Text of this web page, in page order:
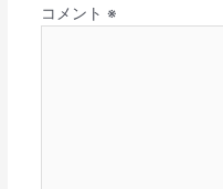
コメント ※